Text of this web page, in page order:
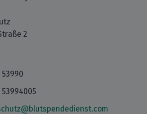
2
53990
53994005